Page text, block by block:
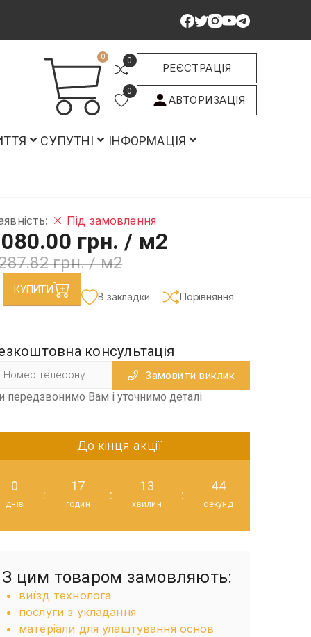
0 0
0
РЕЄСТРАЦІЯ
АВТОРИЗАЦІЯ
СУПУТНІ ІНФОРМАЦІЯ
Під замовлення
грн. / м2
грн./ м2
КУПИТИ
В закладки Порівняння
консультація
Замовити виклик
передзвонимо Вам і уточнимо деталі
До кінця акції
0
днів
:
17
годин
:
13
хвилин
:
42
секунд
З цим товаром замовляють:
виїзд технолога
послуги з укладання
матеріали для улаштування основ